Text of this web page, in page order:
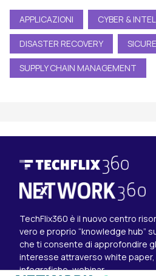
APPLICAZIONI CYBER &
DISASTER RECOVERY
SUPPLY CHAIN MANAGEMENT
TechFlix360 è il nuovo centro
vero e proprio “knowledge hub”
che ti consente di approfondire
interesse attraverso white
infografiche, webinar.